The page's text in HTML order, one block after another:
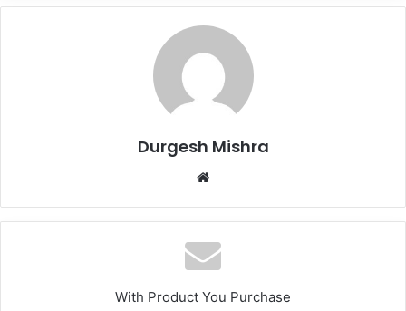
Durgesh Mishra
Website
With Product You Purchase